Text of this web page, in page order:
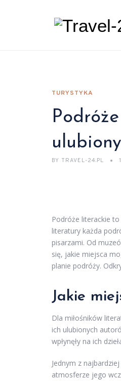
TURYSTYKA
BY TRAVEL-24.PL
Podróże literackie
literatury każda
pisarzami. Od
się, jakie miejsca
planie podróży.
Jakie
Dla miłośników
ich ulubionych
wpłynęły na ich
Jednym z
atmosferze jego